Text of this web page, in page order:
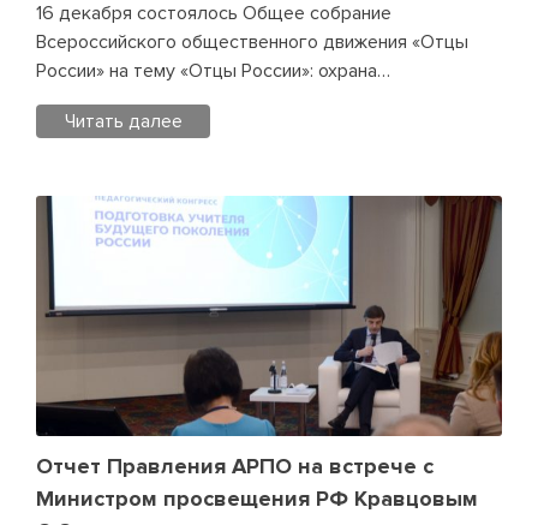
Алексея
Владимировича
Лубкова
16 декабря состоялось Общее собрание
Всероссийского общественного движения «Отцы
России» на тему «Отцы России»: охрана…
Читать далее
in
Новости
АРПО
Comment
–
соорганизатор
собрания
движения
Отчет Правления АРПО на встрече с
Министром просвещения РФ Кравцовым